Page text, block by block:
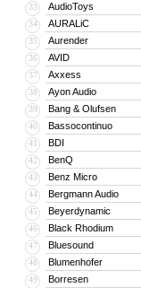
33 AudioToys
34 AURALiC
35 Aurender
36 AVID
37 Axxess
38 Ayon Audio
39 Bang & Olufsen
40 Bassocontinuo
41 BDI
42 BenQ
43 Benz Micro
44 Bergmann Audio
45 Beyerdynamic
46 Black Rhodium
47 Bluesound
48 Blumenhofer
49 Borresen